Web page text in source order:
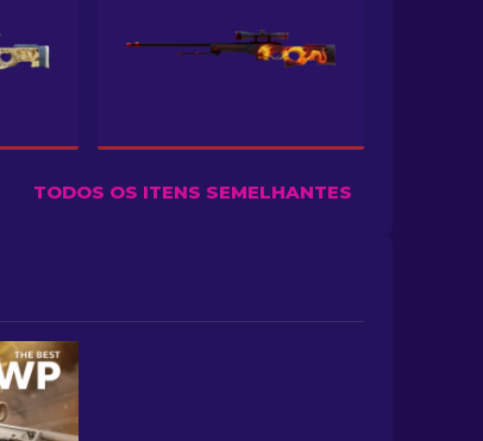
TODOS OS ITENS SEMELHANTES